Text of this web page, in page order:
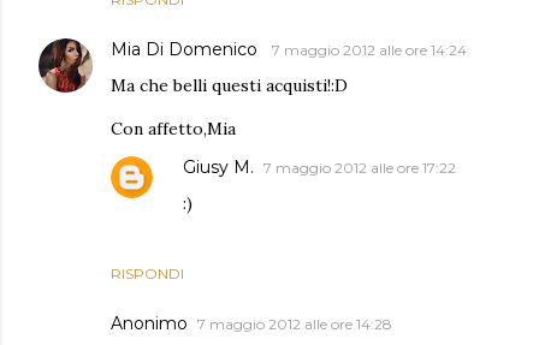
Mia Di Domenico 7 maggio 2012 alle ore 14:24
Ma che belli questi acquisti!:D
Con affetto,Mia
RISPONDI
Giusy M. 7 maggio 2012 alle ore 17:22
:)
Anonimo 7 maggio 2012 alle ore 14:28